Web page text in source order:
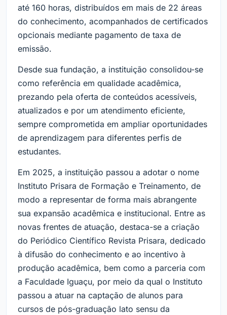
até 160 horas, distribuídos em mais de 22 áreas
do conhecimento, acompanhados de certificados
opcionais mediante pagamento de taxa de
emissão.
Desde sua fundação, a instituição consolidou-se
como referência em qualidade acadêmica,
prezando pela oferta de conteúdos acessíveis,
atualizados e por um atendimento eficiente,
sempre comprometida em ampliar oportunidades
de aprendizagem para diferentes perfis de
estudantes.
Em 2025, a instituição passou a adotar o nome
Instituto Prisara de Formação e Treinamento, de
modo a representar de forma mais abrangente
sua expansão acadêmica e institucional. Entre as
novas frentes de atuação, destaca-se a criação
do Periódico Científico Revista Prisara, dedicado
à difusão do conhecimento e ao incentivo à
produção acadêmica, bem como a parceria com
a Faculdade Iguaçu, por meio da qual o Instituto
passou a atuar na captação de alunos para
cursos de pós-graduação lato sensu da